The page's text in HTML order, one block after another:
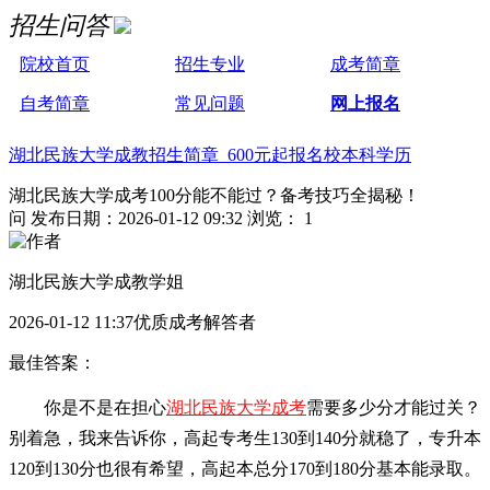
招生问答
院校首页 招生专业 成考简章
自考简章 常见问题 网上报名
湖北民族大学成教招生简章 600元起报名校本科学历
湖北民族大学成考100分能不能过？备考技巧全揭秘！
问 发布日期：2026-01-12 09:32 浏览： 1
湖北民族大学成教学姐
2026-01-12 11:37优质成考解答者
最佳答案：
你是不是在担心湖北民族大学成考需要多少分才能过关？
别着急，我来告诉你，高起专考生130到140分就稳了，专升本
120到130分也很有希望，高起本总分170到180分基本能录取。